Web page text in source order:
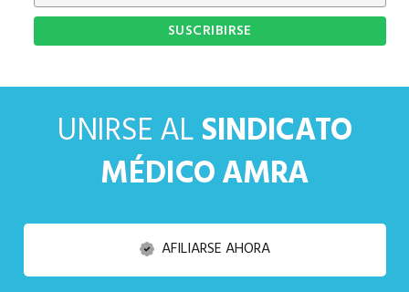
UNIRSE ALSINDICATO
MÉDICO AMRA
AFILIARSE AHORA